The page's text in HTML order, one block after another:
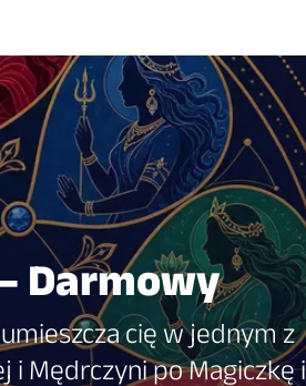
Darmowy
cię w jednym z
Mędrczyni po Magiczkę i